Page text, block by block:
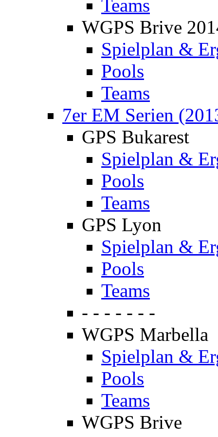
Teams
WGPS Brive
Spielplan &
Pools
Teams
7er EM Serien
GPS Bukarest
Spielplan &
Pools
Teams
GPS Lyon
Spielplan &
Pools
Teams
- - - - - - -
WGPS Marbella
Spielplan &
Pools
Teams
WGPS Brive